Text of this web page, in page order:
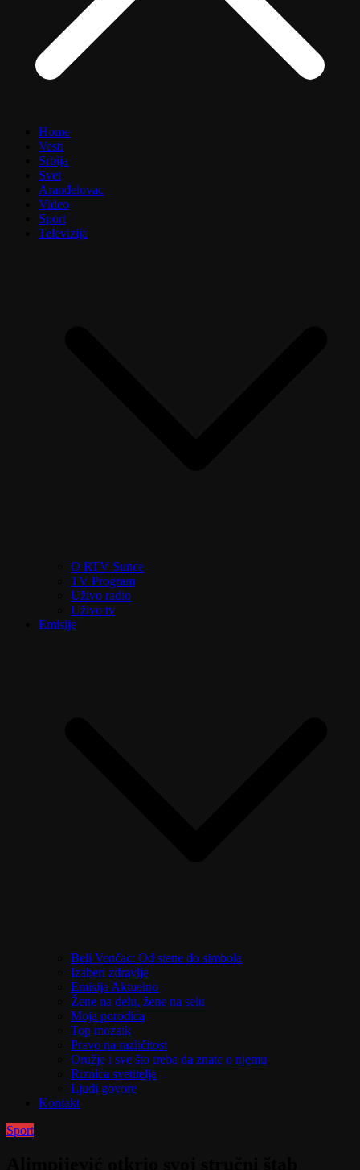
Home
Vesti
Srbija
Svet
Aranđelovac
Video
Sport
Televizija
O RTV Sunce
TV Program
Uživo radio
Uživo tv
Emisije
Beli Venčac: Od stene do simbola
Izaberi zdravlje
Emisija Aktuelno
Žene na delu, žene na selu
Moja porodica
Top mozaik
Pravo na različitost
Oružje i sve što treba da znate o njemu
Riznica svetitelja
Ljudi govore
Kontakt
Sport